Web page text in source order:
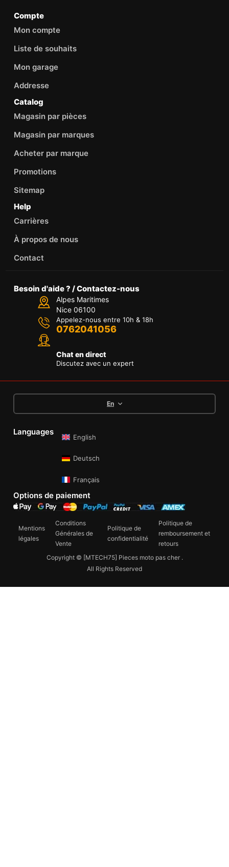
Compte
Mon compte
Liste de souhaits
Mon garage
Addresse
Catalog
Magasin par pièces
Magasin par marques
Acheter par marque
Promotions
Sitemap
Help
Carrières
À propos de nous
Contact
Besoin d'aide ? / Contactez-nous
Alpes Maritimes
Nice 06100
Appelez-nous entre 10h & 18h
0762041056
Chat en direct
Discutez avec un expert
En
Languages
English
Deutsch
Français
Options de paiement
Copyright © [MTECH75] Pieces moto pas cher .
All Rights Reserved
Mentions
légales
Conditions
Générales de
Vente
Politique de
confidentialité
Politique de
remboursement et
retours